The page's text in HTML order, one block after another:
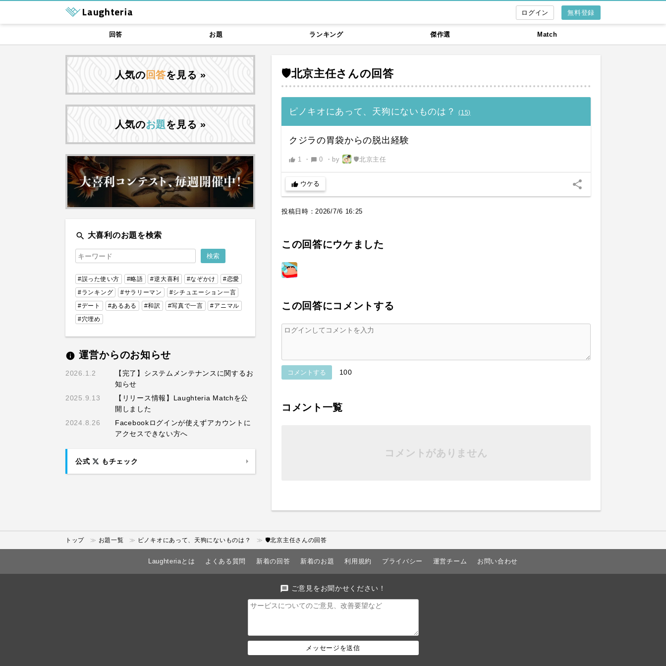
Laughteria 無料登録
回答 お題 ランキング 傑作選 Match
🛡北京主任さんの回答
ピノキオにあって、天狗にないものは？ (15)
クジラの胃袋からの脱出経験
thumb_up 1 ・ chat_bubble 0 ・ by 🛡北京主任
thumb_up ウケる share
投稿日時：2026/7/6 16:25
この回答にウケました
この回答にコメントする
コメントする 100
コメント一覧
コメントがありません
人気の 回答を見る »
人気のお題を見る »
search 大喜利のお題を検索
#誤った使い方 #略語 #逆大喜利 #なぞかけ
#恋愛
#ランキング
#サラリーマン
#シチュエーション一言
#デート
#あるある #和訳 #写真で一言
#アニマル
#穴埋め
info 運営からのお知らせ
2026.1.2
【完了】システムメンテナンスに関するお
知らせ
2025.9.13
【リリース情報】Laughteria Matchを公
開しました
2024.8.26
Facebookログインが使えずアカウントに
アクセスできない方へ
公式 もチェック
トップ お題一覧 ピノキオにあって、天狗にないものは？ 🛡北京主任さんの回答
Laughteriaとは よくある質問 新着の回答 新着のお題 利用規約 プライバシー 運営チーム お問い合わせ
message ご意見をお聞かせください！
メッセージを送信